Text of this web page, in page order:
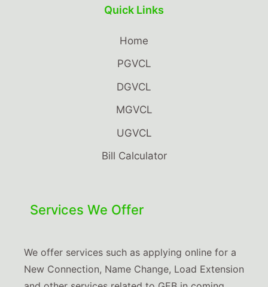
Quick Links
Home
PGVCL
DGVCL
MGVCL
UGVCL
Bill Calculator
Services We Offer
We offer services such as applying online for a
New Connection, Name Change, Load Extension